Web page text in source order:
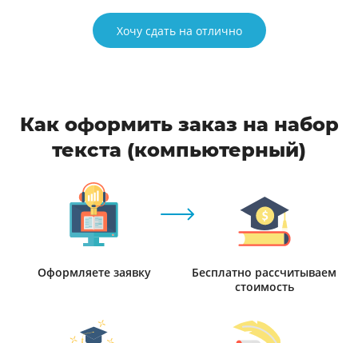
Хочу сдать на отлично
Как оформить заказ на набор
текста (компьютерный)
Оформляете заявку
Бесплатно рассчитываем
стоимость